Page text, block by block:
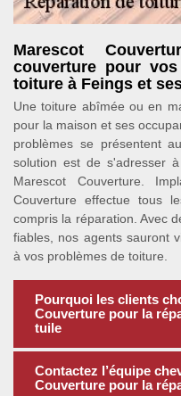
Marescot
couverture pour
toiture à Feings et
Une toiture abîmée ou en
pour la maison et ses
problèmes se présentent
solution est de s'adresser
Marescot Couverture.
Couverture effectue tous
compris la réparation. Avec
fiables, nos agents sauront
à vos problèmes de toiture.
Pourquoi les clients
Couverture pour la
tuile
Contactez l’équipe
Couverture pour la